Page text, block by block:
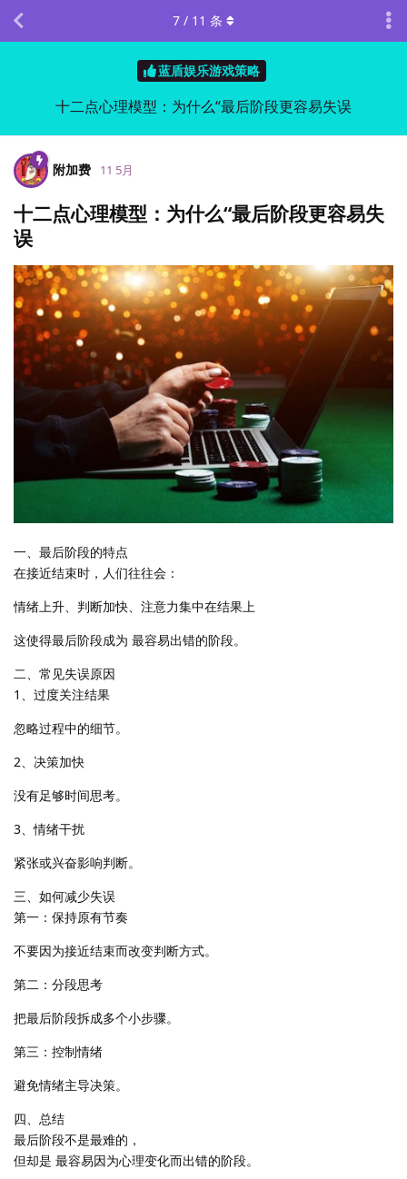
蓝盾娱乐游戏策略
十二点心理模型：为什么“最后阶段更容易失误
7 / 11 条
附加费 11 5月
十二点心理模型：为什么“最后阶段更容易失
误
一、最后阶段的特点
在接近结束时，人们往往会：
情绪上升、判断加快、注意力集中在结果上
这使得最后阶段成为 最容易出错的阶段。
二、常见失误原因
1、过度关注结果
忽略过程中的细节。
2、决策加快
没有足够时间思考。
3、情绪干扰
紧张或兴奋影响判断。
三、如何减少失误
第一：保持原有节奏
不要因为接近结束而改变判断方式。
第二：分段思考
把最后阶段拆成多个小步骤。
第三：控制情绪
避免情绪主导决策。
四、总结
最后阶段不是最难的，
但却是 最容易因为心理变化而出错的阶段。